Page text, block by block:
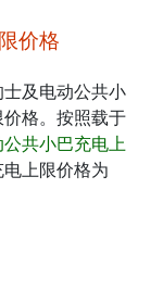
价格
及电动公共小
格。按照载于
公共小巴充电上
上限价格为